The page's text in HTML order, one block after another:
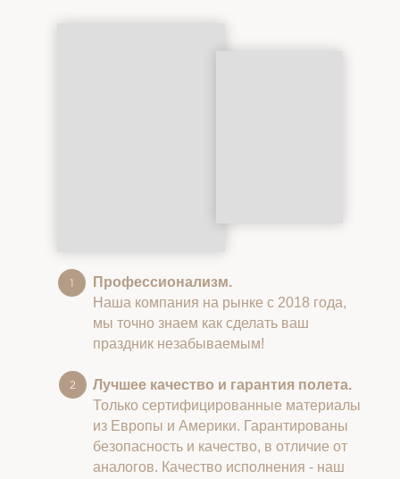
Профессионализм.
Наша компания на рынке с 2018 года,
мы точно знаем как сделать ваш
праздник незабываемым!
Лучшее качество и гарантия полета.
Только сертифицированные материалы
из Европы и Америки. Гарантированы
безопасность и качество, в отличие от
аналогов. Качество исполнения - наш